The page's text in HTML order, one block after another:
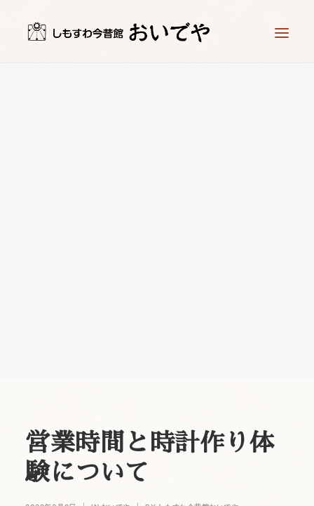
営業時間と時計作り体
験について